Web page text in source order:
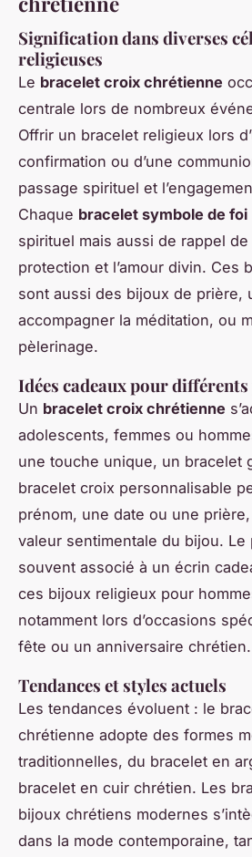
Signification dans diverses
religieuses
Le bracelet croix chrétienne
centrale lors de nombreux
Offrir un bracelet religieux lors
confirmation ou d’une
passage spirituel et
Chaque bracelet symbole de foi
spirituel mais aussi de rappel de
protection et l’amour divin. Ces
sont aussi des bijoux de prière,
accompagner la méditation, ou
pèlerinage.
Idées cadeaux pour
Un bracelet croix chrétienne
adolescents, femmes ou
une touche unique, un bracelet
bracelet croix personnalisable
prénom, une date ou une
valeur sentimentale du bijou. Le
souvent associé à un écrin
ces bijoux religieux pour
notamment lors d’occasions
fête ou un anniversaire chrétien.
Tendances et styles actuels
Les tendances évoluent : le
chrétienne adopte des formes
traditionnelles, du bracelet en
bracelet en cuir chrétien. Les
bijoux chrétiens modernes
dans la mode contemporaine,